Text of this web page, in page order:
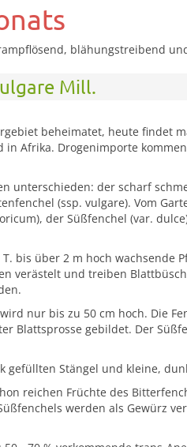
blähungstreibend
Mill.
beheimatet, heute findet
Afrika. Drogenimporte
unterschieden: der scharf
(ssp. vulgare). Vom
der Süßfenchel (var.
bis über 2 m hoch wachsende
verästelt und treiben
nur bis zu 50 cm hoch. Die
Blattsprosse gebildet. Der
Stängel und kleine,
reichen Früchte des
werden als Gewürz